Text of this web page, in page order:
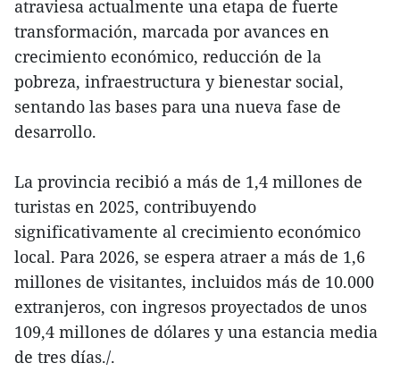
atraviesa actualmente una etapa de fuerte
transformación, marcada por avances en
crecimiento económico, reducción de la
pobreza, infraestructura y bienestar social,
sentando las bases para una nueva fase de
desarrollo.
La provincia recibió a más de 1,4 millones de
turistas en 2025, contribuyendo
significativamente al crecimiento económico
local. Para 2026, se espera atraer a más de 1,6
millones de visitantes, incluidos más de 10.000
extranjeros, con ingresos proyectados de unos
109,4 millones de dólares y una estancia media
de tres días./.